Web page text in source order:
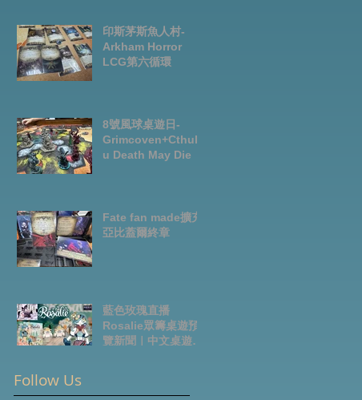
印斯茅斯魚人村-
Arkham Horror
LCG第六循環
8號風球桌遊日-
Grimcoven+Cthulh
u Death May Die
Fate fan made擴充-
亞比蓋爾終章
藍色玫瑰直播
Rosalie眾籌桌遊預
覽新聞｜中文桌遊節
Follow Us